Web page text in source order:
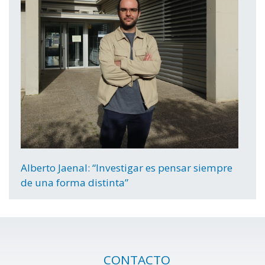
Alberto Jaenal: “Investigar es pensar siempre
de una forma distinta”
CONTACTO